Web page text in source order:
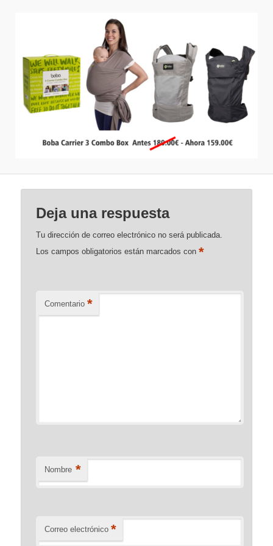
Deja una respuesta
Tu dirección de correo electrónico no será publicada.
Los campos obligatorios están marcados con*
Comentario *
Nombre *
Correo electrónico *